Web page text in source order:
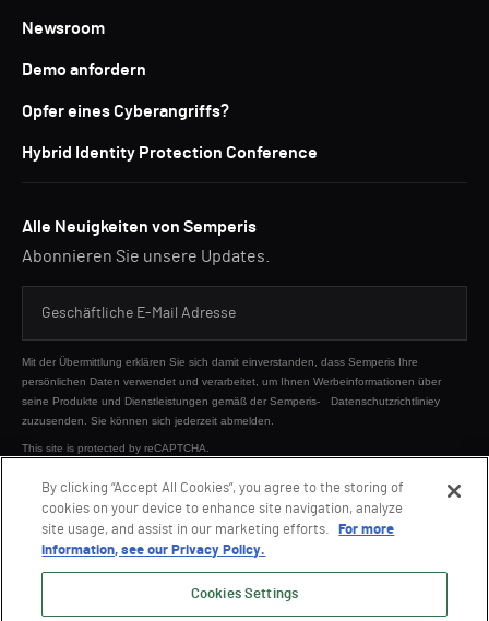
Newsroom
Demo anfordern
Opfer eines Cyberangriffs?
Hybrid Identity Protection Conference
Alle Neuigkeiten von Semperis
Abonnieren Sie unsere Updates.
Mit der Übermittlung erklären Sie sich damit einverstanden, dass Semperis Ihre
persönlichen Daten verwendet und verarbeitet, um Ihnen Werbeinformationen über
seine Produkte und Dienstleistungen gemäß der Semperis-
Datenschutzrichtliniey
zuzusenden. Sie können sich jederzeit abmelden.
This site is protected by reCAPTCHA.
SENDEN
By clicking “Accept All Cookies”, you agree to the storing of
cookies on your device to enhance site navigation, analyze
site usage, and assist in our marketing efforts.
For more
information, see our Privacy Policy.
Cookies Settings